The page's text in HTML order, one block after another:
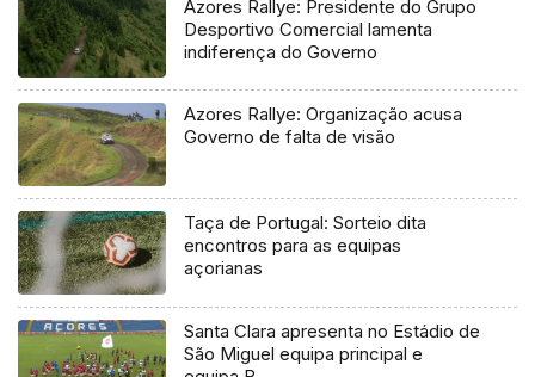
Azores Rallye: Presidente do Grupo
Desportivo Comercial lamenta
indiferença do Governo
Azores Rallye: Organização acusa
Governo de falta de visão
Taça de Portugal: Sorteio dita
encontros para as equipas
açorianas
Santa Clara apresenta no Estádio de
São Miguel equipa principal e